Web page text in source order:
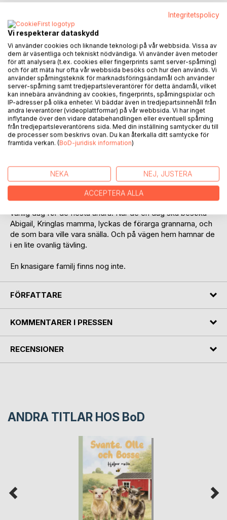
Lägg till i kom-ihåglista
Recensera titel
BESKRIVNING
son Kringla och deras familj som bryter mot normer och
oskrivna regler.
En helt vanlig dag för familjen Annorlunda blir inte som en
vanlig dag för de flesta andra. När de en dag ska besöka
Abigail, Kringlas mamma, lyckas de förarga grannarna, och
de som bara ville vara snälla. Och på vägen hem hamnar de
i en lite ovanlig tävling.
En knasigare familj finns nog inte.
FÖRFATTARE
KOMMENTARER I PRESSEN
RECENSIONER
ANDRA TITLAR HOS BoD
Integritetspolicy
Vi respekterar dataskydd
Vi använder cookies och liknande teknologi på vår webbsida. Vissa av
dem är väsentliga och tekniskt nödvändiga. Vi använder även metoder
för att analysera (t.ex. cookies eller fingerprints samt server-spårning)
och för att mäta hur ofta vår webbsida besöks och hur den används. Vi
använder spårningsteknik för marknadsföringsändamål och använder
server-spårning samt tredjepartsleverantörer för detta ändamål, vilket
kan innebära användning av cookies, fingerprints, spårningspixlar och
IP-adresser på olika enheter. Vi bäddar även in tredjepartsinnehåll från
andra leverantörer (videoplattformar) på vår webbsida. Vi har inget
inflytande över den vidare databehandlingen eller eventuell spårning
från tredjepartsleverantörens sida. Med din inställning samtycker du till
de processer som beskrivs ovan. Du kan återkalla ditt samtycke för
framtida verkan. (BoD-juridisk information)
NEKA NEJ, JUSTERA
ACCEPTERA ALLA